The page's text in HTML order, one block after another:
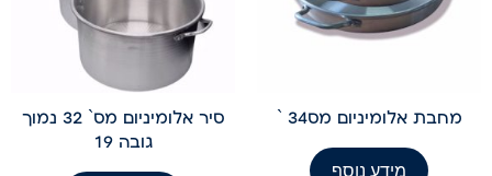
מחבת אלומיניום מס34 `
מידע נוסף
סיר אלומיניום מס` 32 נמוך
גובה 19